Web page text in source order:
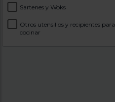
Sartenes y Woks
Otros utensilios y recipientes para
cocinar